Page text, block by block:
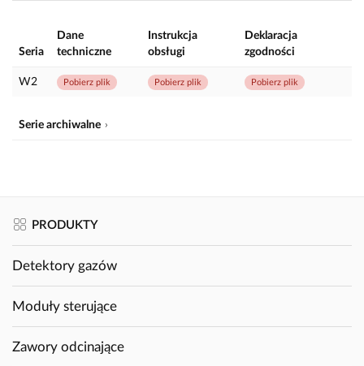
Seria
Dane
techniczne
Instrukcja
obsługi
Deklaracja
zgodności
W2 Pobierz plik Pobierz plik Pobierz plik
Serie archiwalne
PRODUKTY
Detektory gazów
Moduły sterujące
Zawory odcinające